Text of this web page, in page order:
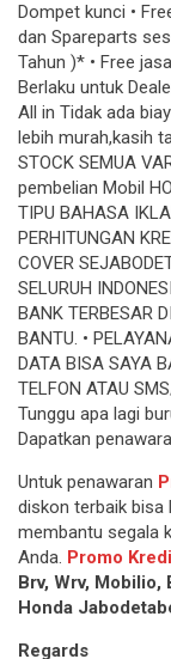
Dompet kunci •
dan Spareparts
Tahun )* • Free
Berlaku untuk
All in Tidak ada
lebih murah,kasih
STOCK SEMUA
pembelian Mobil
TIPU BAHASA
‎PERHITUNGAN
COVER
SELURUH
BANK TERBESAR
BANTU. •
‎DATA BISA SAYA
TELFON ATAU
Tunggu apa lagi
Dapatkan
Untuk penawaran
diskon terbaik bisa
membantu segala
Anda. Promo
Brv, Wrv,
Honda
Regards